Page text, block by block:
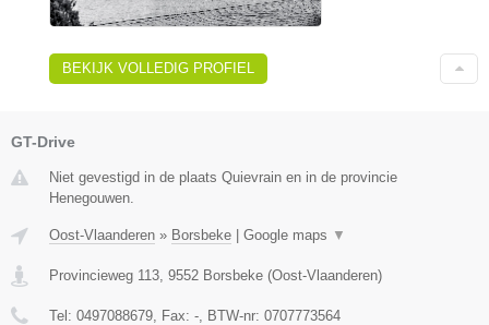
BEKIJK VOLLEDIG PROFIEL
GT-Drive
Niet gevestigd in de plaats Quievrain en in de provincie
Henegouwen.
Oost-Vlaanderen » Borsbeke Google maps ▼
Provincieweg 113 9552 Borsbeke (Oost-Vlaanderen)
Tel: 0497088679 , Fax: - , BTW-nr: 0707773564